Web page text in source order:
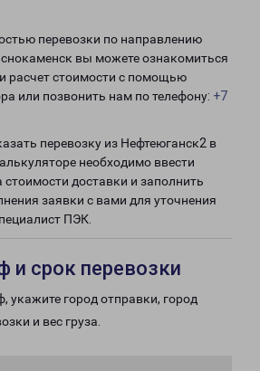
перевозки по направлению
вы можете ознакомиться
расчет стоимости с помощью
или позвонить нам по телефону: +7
перевозку из Нефтеюганск2 в
необходимо ввести
доставки и заполнить
заявки с вами для уточнения
ПЭК.
и срок перевозки
укажите город отправки, город
и вес груза.